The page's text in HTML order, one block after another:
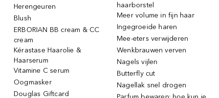
Herengeuren
Blush
ERBORIAN BB cream & CC
cream
Kérastase Haarolie &
Haarserum
Vitamine C serum
Oogmasker
Douglas Giftcard
haarborstel
Meer volume in fijn haar
Ingegroeide haren
Mee-eters verwijderen
Wenkbrauwen verven
Nagels vijlen
Butterfly cut
Nagellak snel drogen